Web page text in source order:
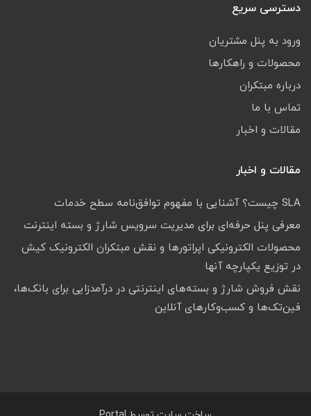
دسترسی سریع
ورود به پنل مشتریان
محصولات و راهکارها
درباره مبتکران
تماس با ما
مقالات و اخبار
مقالات و اخبار
SLA چیست؟ آشنایی با مفهوم توافق‌نامه سطح خدمات
معرفی پنل حرفه‌ای برای مدیریت سرویس شارژ و بسته اینترنت
محصولات الکترونیکی اپراتورها و نقش مبتکران الکترونیک کیش
در توزیع یکپارچه آنها
نقش فروش شارژ و بسته‌های اینترنتی در درآمدزایی برای بانک‌ها،
فین‌تک‌ها و کسب‌وکارهای آنلاین